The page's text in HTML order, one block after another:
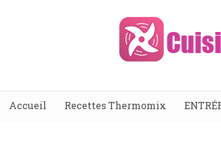
Accueil Recettes Thermomix